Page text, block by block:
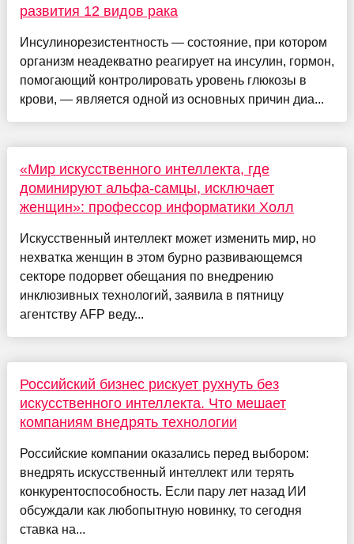
развития 12 видов рака
Инсулинорезистентность — состояние, при котором
организм неадекватно реагирует на инсулин, гормон,
помогающий контролировать уровень глюкозы в
крови, — является одной из основных причин диа...
«Мир искусственного интеллекта, где
доминируют альфа-самцы, исключает
женщин»: профессор информатики Холл
Искусственный интеллект может изменить мир, но
нехватка женщин в этом бурно развивающемся
секторе подорвет обещания по внедрению
инклюзивных технологий, заявила в пятницу
агентству AFP веду...
Российский бизнес рискует рухнуть без
искусственного интеллекта. Что мешает
компаниям внедрять технологии
Российские компании оказались перед выбором:
внедрять искусственный интеллект или терять
конкурентоспособность. Если пару лет назад ИИ
обсуждали как любопытную новинку, то сегодня
ставка на...